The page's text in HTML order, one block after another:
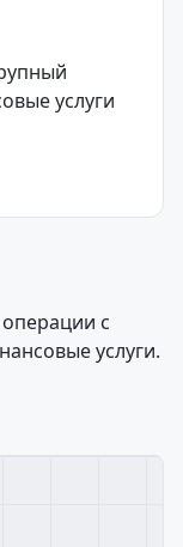
услуги
с
услуги.